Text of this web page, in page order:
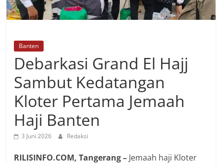
Banten
Debarkasi Grand El Hajj
Sambut Kedatangan
Kloter Pertama Jemaah
Haji Banten
3 Juni 2026 Redaksi
RILISINFO.COM, Tangerang – Jemaah haji Kloter